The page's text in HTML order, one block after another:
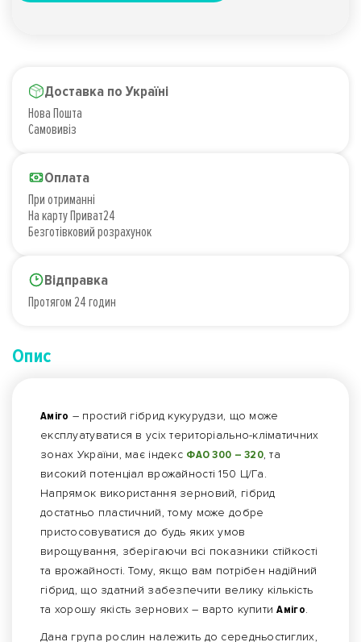
Доставка по Україні
Нова Пошта
Самовивіз
Оплата
При отриманні
На карту Приват24
Безготівковий розрахунок
Відправка
Протягом 24 годин
Опис
Аміго – простий гібрид кукурудзи, що може
експлуатуватися в усіх територіально-кліматичних
зонах України, має індекс ФАО 300 – 320, та
високий потенціал врожайності 150 Ц/Га.
Напрямок використання зерновий, гібрид
достатньо пластичний, тому може добре
пристосовуватися до будь яких умов
вирощування, зберігаючи всі показники стійкості
та врожайності. Тому, якщо вам потрібен надійний
гібрид, що здатний забезпечити велику кількість
та хорошу якість зернових – варто купитиАміго.
Дана група рослин належить до середньостиглих,